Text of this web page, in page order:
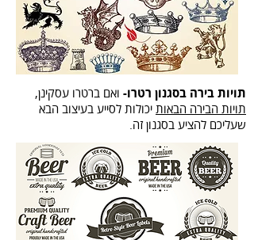
תויות בירה בסגנון רטרו- ואם ברטרו עסקינן,
תויות הבירה הבאות יכולות לסייע בעיצוב הבא
שעליכם להציע בסגנון זה.